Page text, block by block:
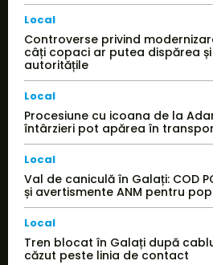
Local
Controverse privind
câți copaci ar putea dispărea
autoritățile
Local
Procesiune cu icoana de la
întârzieri pot apărea în
Local
Val de caniculă în Galați: COD
și avertismente ANM pentru
Local
Tren blocat în Galați după cablu
căzut peste linia de contact